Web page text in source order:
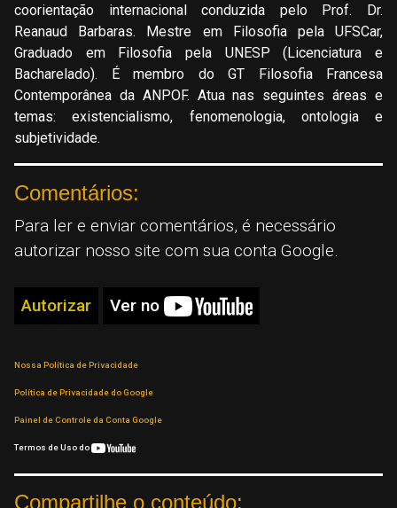
coorientação internacional conduzida pelo Prof. Dr.
Reanaud Barbaras. Mestre em Filosofia pela UFSCar,
Graduado em Filosofia pela UNESP (Licenciatura e
Bacharelado). É membro do GT Filosofia Francesa
Contemporânea da ANPOF. Atua nas seguintes áreas e
temas: existencialismo, fenomenologia, ontologia e
subjetividade.
Comentários:
Para ler e enviar comentários, é necessário
autorizar nosso site com sua conta Google.
Autorizar Ver no
Nossa Política de Privacidade
Política de Privacidade do Google
Painel de Controle da Conta Google
Termos de Uso do
Compartilhe o conteúdo: